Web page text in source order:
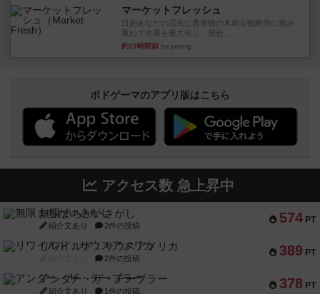
マーケットフレッシュ
目的あなたの店先に農産物の木箱を戦略的に積み
重ねて在庫を最大化し、競合...
約19時間前 by jurong
ボドゲーマのアプリ版はこちら
アクセス数 急上昇中
574 PT
無限まちがいさがし
紹介文あり 2件の投稿
389 PT
リワイルド：サウスアメリカ
2件の投稿
378 PT
アンダー・ザ・テーブラー
紹介文あり 1件の投稿